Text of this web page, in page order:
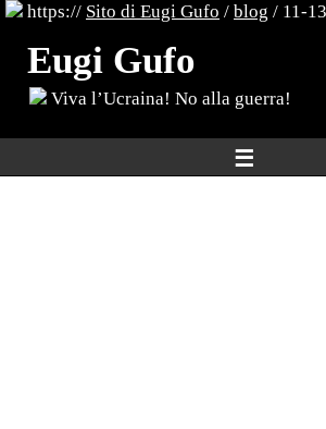
https:// Sito di Eugi Gufo / blog / 11-
Eugi Gufo
Viva l’Ucraina! No alla guerra!
☰